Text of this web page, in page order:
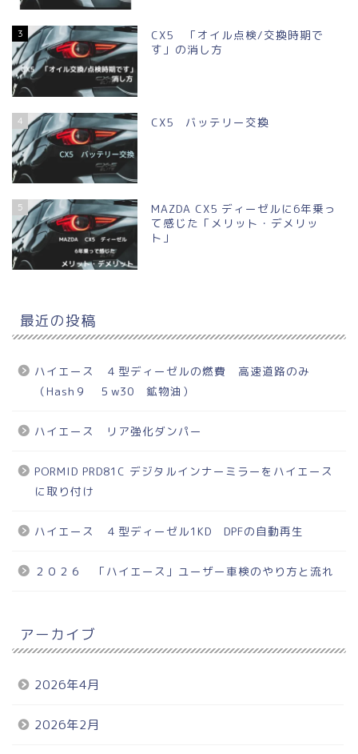
3
CX5 「オイル点検/交換時期で
す」の消し方
4 CX5 バッテリー交換
5
MAZDA CX5 ディーゼルに6年乗っ
て感じた「メリット・デメリッ
ト」
最近の投稿
ハイエース ４型ディーゼルの燃費 高速道路のみ
（Hash９ ５w30 鉱物油）
ハイエース リア強化ダンパー
PORMID PRD81C デジタルインナーミラーをハイエース
に取り付け
ハイエース ４型ディーゼル1KD DPFの自動再生
２０２６ 「ハイエース」ユーザー車検のやり方と流れ
アーカイブ
2026年4月
2026年2月